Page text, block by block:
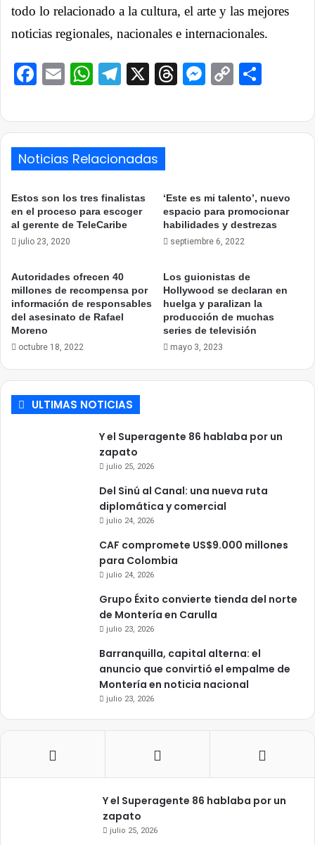
todo lo relacionado a la cultura, el arte y las mejores
noticias regionales, nacionales e internacionales.
Facebook
EmailWhatsApp
Telegram
X ThreadsCopy
Noticias Relacionadas
Estos son los tres finalistas
en el proceso para escoger
al gerente de TeleCaribe
julio 23, 2020
‘Este es mi talento’, nuevo
espacio para promocionar
habilidades y destrezas
septiembre 6, 2022
Autoridades ofrecen 40
millones de recompensa por
información de responsables
del asesinato de Rafael
Moreno
octubre 18, 2022
Los guionistas de
Hollywood se declaran en
huelga y paralizan la
producción de muchas
series de televisión
mayo 3, 2023
ULTIMAS NOTICIAS
Y el Superagente 86 hablaba por un
zapato
julio 25, 2026
Del Sinú al Canal: una nueva ruta
diplomática y comercial
julio 24, 2026
CAF compromete US$9.000 millones
para Colombia
julio 24, 2026
Grupo Éxito convierte tienda del norte
de Montería en Carulla
julio 23, 2026
Barranquilla, capital alterna: el
anuncio que convirtió el empalme de
Montería en noticia nacional
julio 23, 2026
Y el Superagente 86 hablaba por un
zapato
julio 25, 2026